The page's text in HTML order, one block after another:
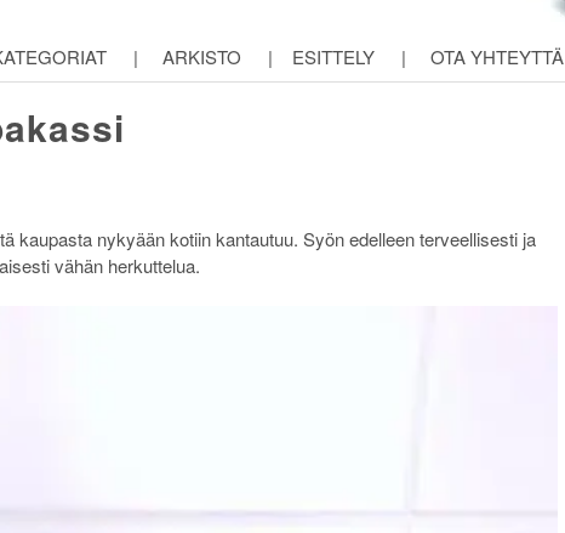
| ARKISTO | ESITTELY | OTA YHTEYTTÄ
kaupasta nykyään kotiin kantautuu. Syön edelleen terveellisesti ja
vähän herkuttelua.